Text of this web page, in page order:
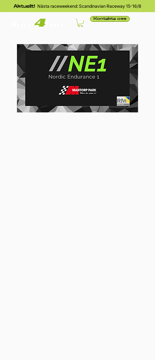
Aktuellt! Nästa raceweekend: Scandinavian Raceway 15-16/8
Kontakta oss